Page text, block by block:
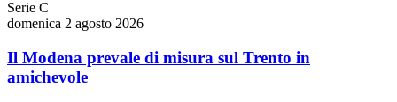
Serie C
domenica 2 agosto 2026
Il Modena prevale di misura sul Trento in
amichevole